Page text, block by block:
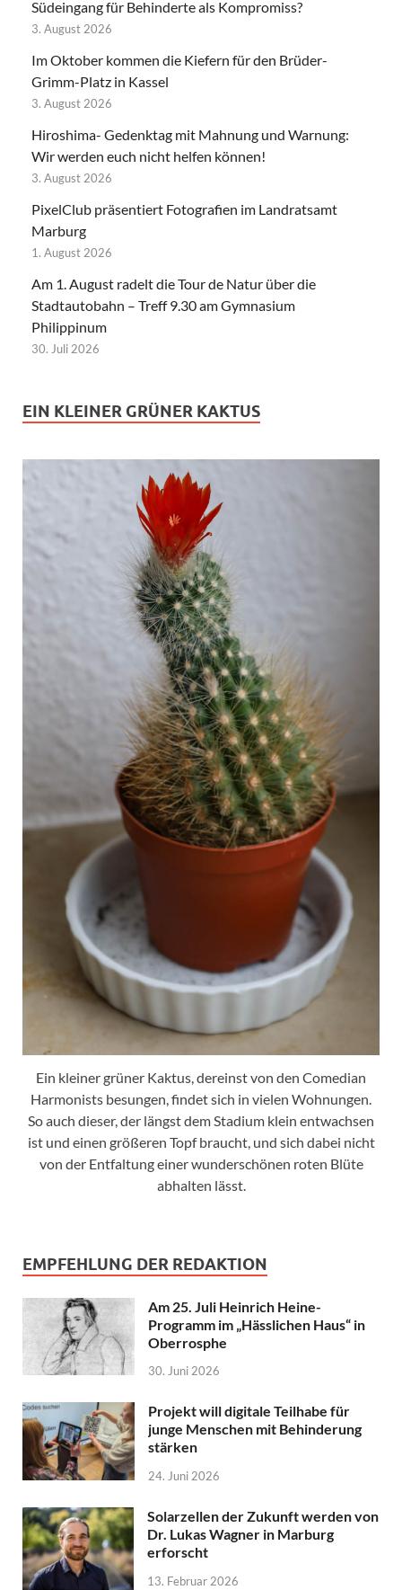
Südeingang für Behinderte als Kompromiss?
3. August 2026
Im Oktober kommen die Kiefern für den Brüder-
Grimm-Platz in Kassel
3. August 2026
Hiroshima- Gedenktag mit Mahnung und Warnung:
Wir werden euch nicht helfen können!
3. August 2026
PixelClub präsentiert Fotografien im Landratsamt
Marburg
1. August 2026
Am 1. August radelt die Tour de Natur über die
Stadtautobahn – Treff 9.30 am Gymnasium
Philippinum
30. Juli 2026
EIN KLEINER GRÜNER KAKTUS
Ein kleiner grüner Kaktus, dereinst von den Comedian
Harmonists besungen, findet sich in vielen Wohnungen.
So auch dieser, der längst dem Stadium klein entwachsen
ist und einen größeren Topf braucht, und sich dabei nicht
von der Entfaltung einer wunderschönen roten Blüte
abhalten lässt.
EMPFEHLUNG DER REDAKTION
Am 25. Juli Heinrich Heine-
Programm im „Hässlichen Haus“ in
Oberrosphe
30. Juni 2026
Projekt will digitale Teilhabe für
junge Menschen mit Behinderung
stärken
24. Juni 2026
Solarzellen der Zukunft werden von
Dr. Lukas Wagner in Marburg
erforscht
13. Februar 2026